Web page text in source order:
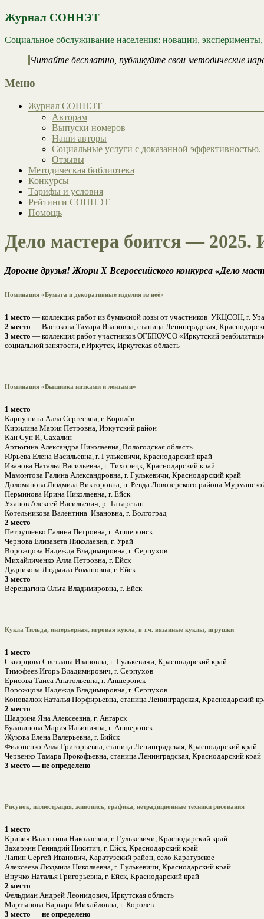
Журнал СОННЭТ
Социальное обслуживание населения: новации,
Читайте бесплатно, публикуйте свои методические
Меню
Журнал СОННЭТ
Авторам
Выпуски номеров
Наши авторы
Социальные услуги с доказанной эффективностью.
Отзывы
Методическая библиотека
Конкурсы
Тарифы и условия
Рейтинги СОННЭТ
Помощь
Дело мастера боится — 2025.
Дорогие друзья! Жюри X Всероссийского конкурса «Дело
Номинация «Бумага и декоративные изделия из неё»
1 место — коллекция работ из бумажной лозы от участников УКЦСОН, г.
2 место — Васюкова Тамара Ивановна, станица Ленинградская,
3 место — коллекция работ участников ОГБПОУСО «Иркутский
социальной занятости, г.Иркутск, Иркутская область
Номинация «Вышивка нитками и лентами»
1 место
Карпушина Алла Сергеевна, г. Королёв
Кирилина Мария Петровна, Иркутский район
Кан Сун И, Сахалин
Артюгина Александра Николаевна, Вологодская область
Юрьева Елена Васильевна, г. Гулькевичи, Краснодарский край
Иванова Наталья Васильевна, г. Тихорецк, Краснодарский край
Мамонтова Галина Александровна, г. Гулькевичи, Краснодарский край
Доломанова Людмила Викторовна, п. Ревда Ловозерского района
Перминова Ирина Николаевна, г. Ейск
Уханов Алексей Васильевич, р. Татарстан
Котельникова Валентина Ивановна, г. Волгоград
2 место
Петрушенко Галина Петровна, г. Апшеронск
Чернова Елизавета Николаевна, г. Урай
Ворожцова Надежда Владимировна, г. Серпухов
Михайличенко Алла Петровна, г. Ейск
Дудникова Людмила Романовна, г. Ейск
3 место
Верещагина Ольга Владимировна, г. Ейск
Кукла Тильда, интерьерная, игровая кукла, в т.ч. вязанные куклы, игрушки
1 место
Скворцова Светлана Ивановна, г. Гулькевичи, Краснодарский край
Тимофеев Игорь Владимирович, г. Серпухов
Ерисова Таиса Анатольевна, г. Апшеронск
Ворожцова Надежда Владимировна, г. Серпухов
Коновалюк Наталья Порфирьевна, станица Ленинградская, Краснодарский
2 место
Шадрина Яна Алексеевна, г. Ангарск
Булавинова Мария Ильинична, г. Апшеронск
Жукова Елена Валерьевна, г. Бийск
Филоненко Алла Григорьевна, станица Ленинградская, Краснодарский край
Червенко Тамара Прокофьевна, станица Ленинградская, Краснодарский край
3 место — не определено
Рисунок, иллюстрация, живопись, графика, нетрадиционные техники рисования
1 место
Кривич Валентина Николаевна, г. Гулькевичи, Краснодарский край
Захаркин Геннадий Никитич, г. Ейск, Краснодарский край
Лапин Сергей Иванович, Каратузский район, село Каратузское
Алексеева Людмила Николаевна, г. Гулькевичи, Краснодарский край
Внучко Наталья Григорьевна, г. Ейск, Краснодарский край
2 место
Фельдман Андрей Леонидович, Иркутская область
Мартынова Варвара Михайловна, г. Королев
3 место — не определено